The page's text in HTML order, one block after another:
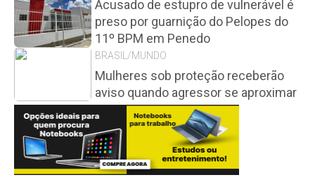
Acusado de estupro de vulnerável é
preso por guarnição do Pelopes do
11º BPM em Penedo
BRASIL/MUNDO
Mulheres sob proteção receberão
aviso quando agressor se aproximar